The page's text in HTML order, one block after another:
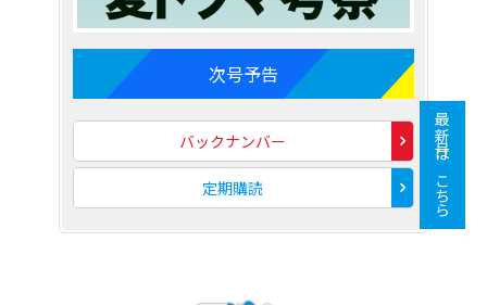
次号予告
バックナンバー
定期購読 最新号はこちら